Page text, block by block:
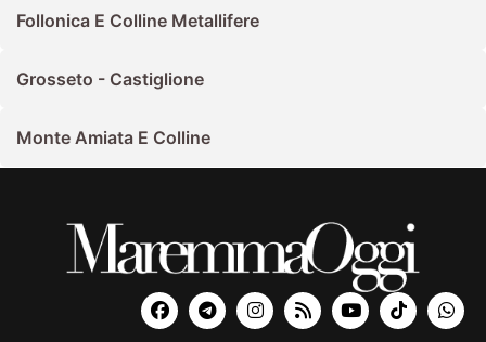
Follonica E Colline Metallifere
Grosseto - Castiglione
Monte Amiata E Colline